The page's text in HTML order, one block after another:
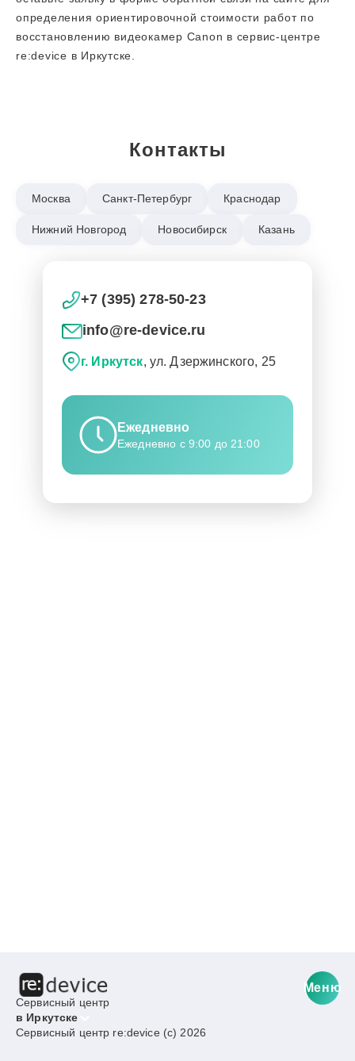
определения ориентировочной стоимости работ по
восстановлению видеокамер Canon в сервис-центре
re:device в Иркутске.
Контакты
Москва Санкт-Петербург Краснодар
Нижний Новгород Новосибирск Казань
+7 (395) 278-50-23
info@re-device.ru
г. Иркутск, ул. Дзержинского, 25
Ежедневно
Ежедневно с 9:00 до 21:00
Сервисный центр
в Иркутске
Меню
Сервисный центр re:device (c) 2026